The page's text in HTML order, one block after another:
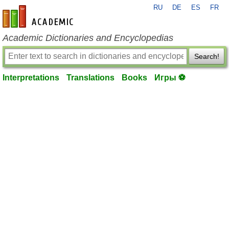
en-academic.com
RU DE ES FR
Academic Dictionaries and Encyclopedias
Search!
Interpretations Translations Books Игры ⚽